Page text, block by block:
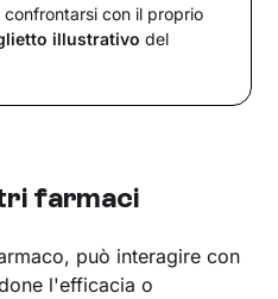
con il proprio
illustrativo del
farmaci
può interagire con
l'efficacia o